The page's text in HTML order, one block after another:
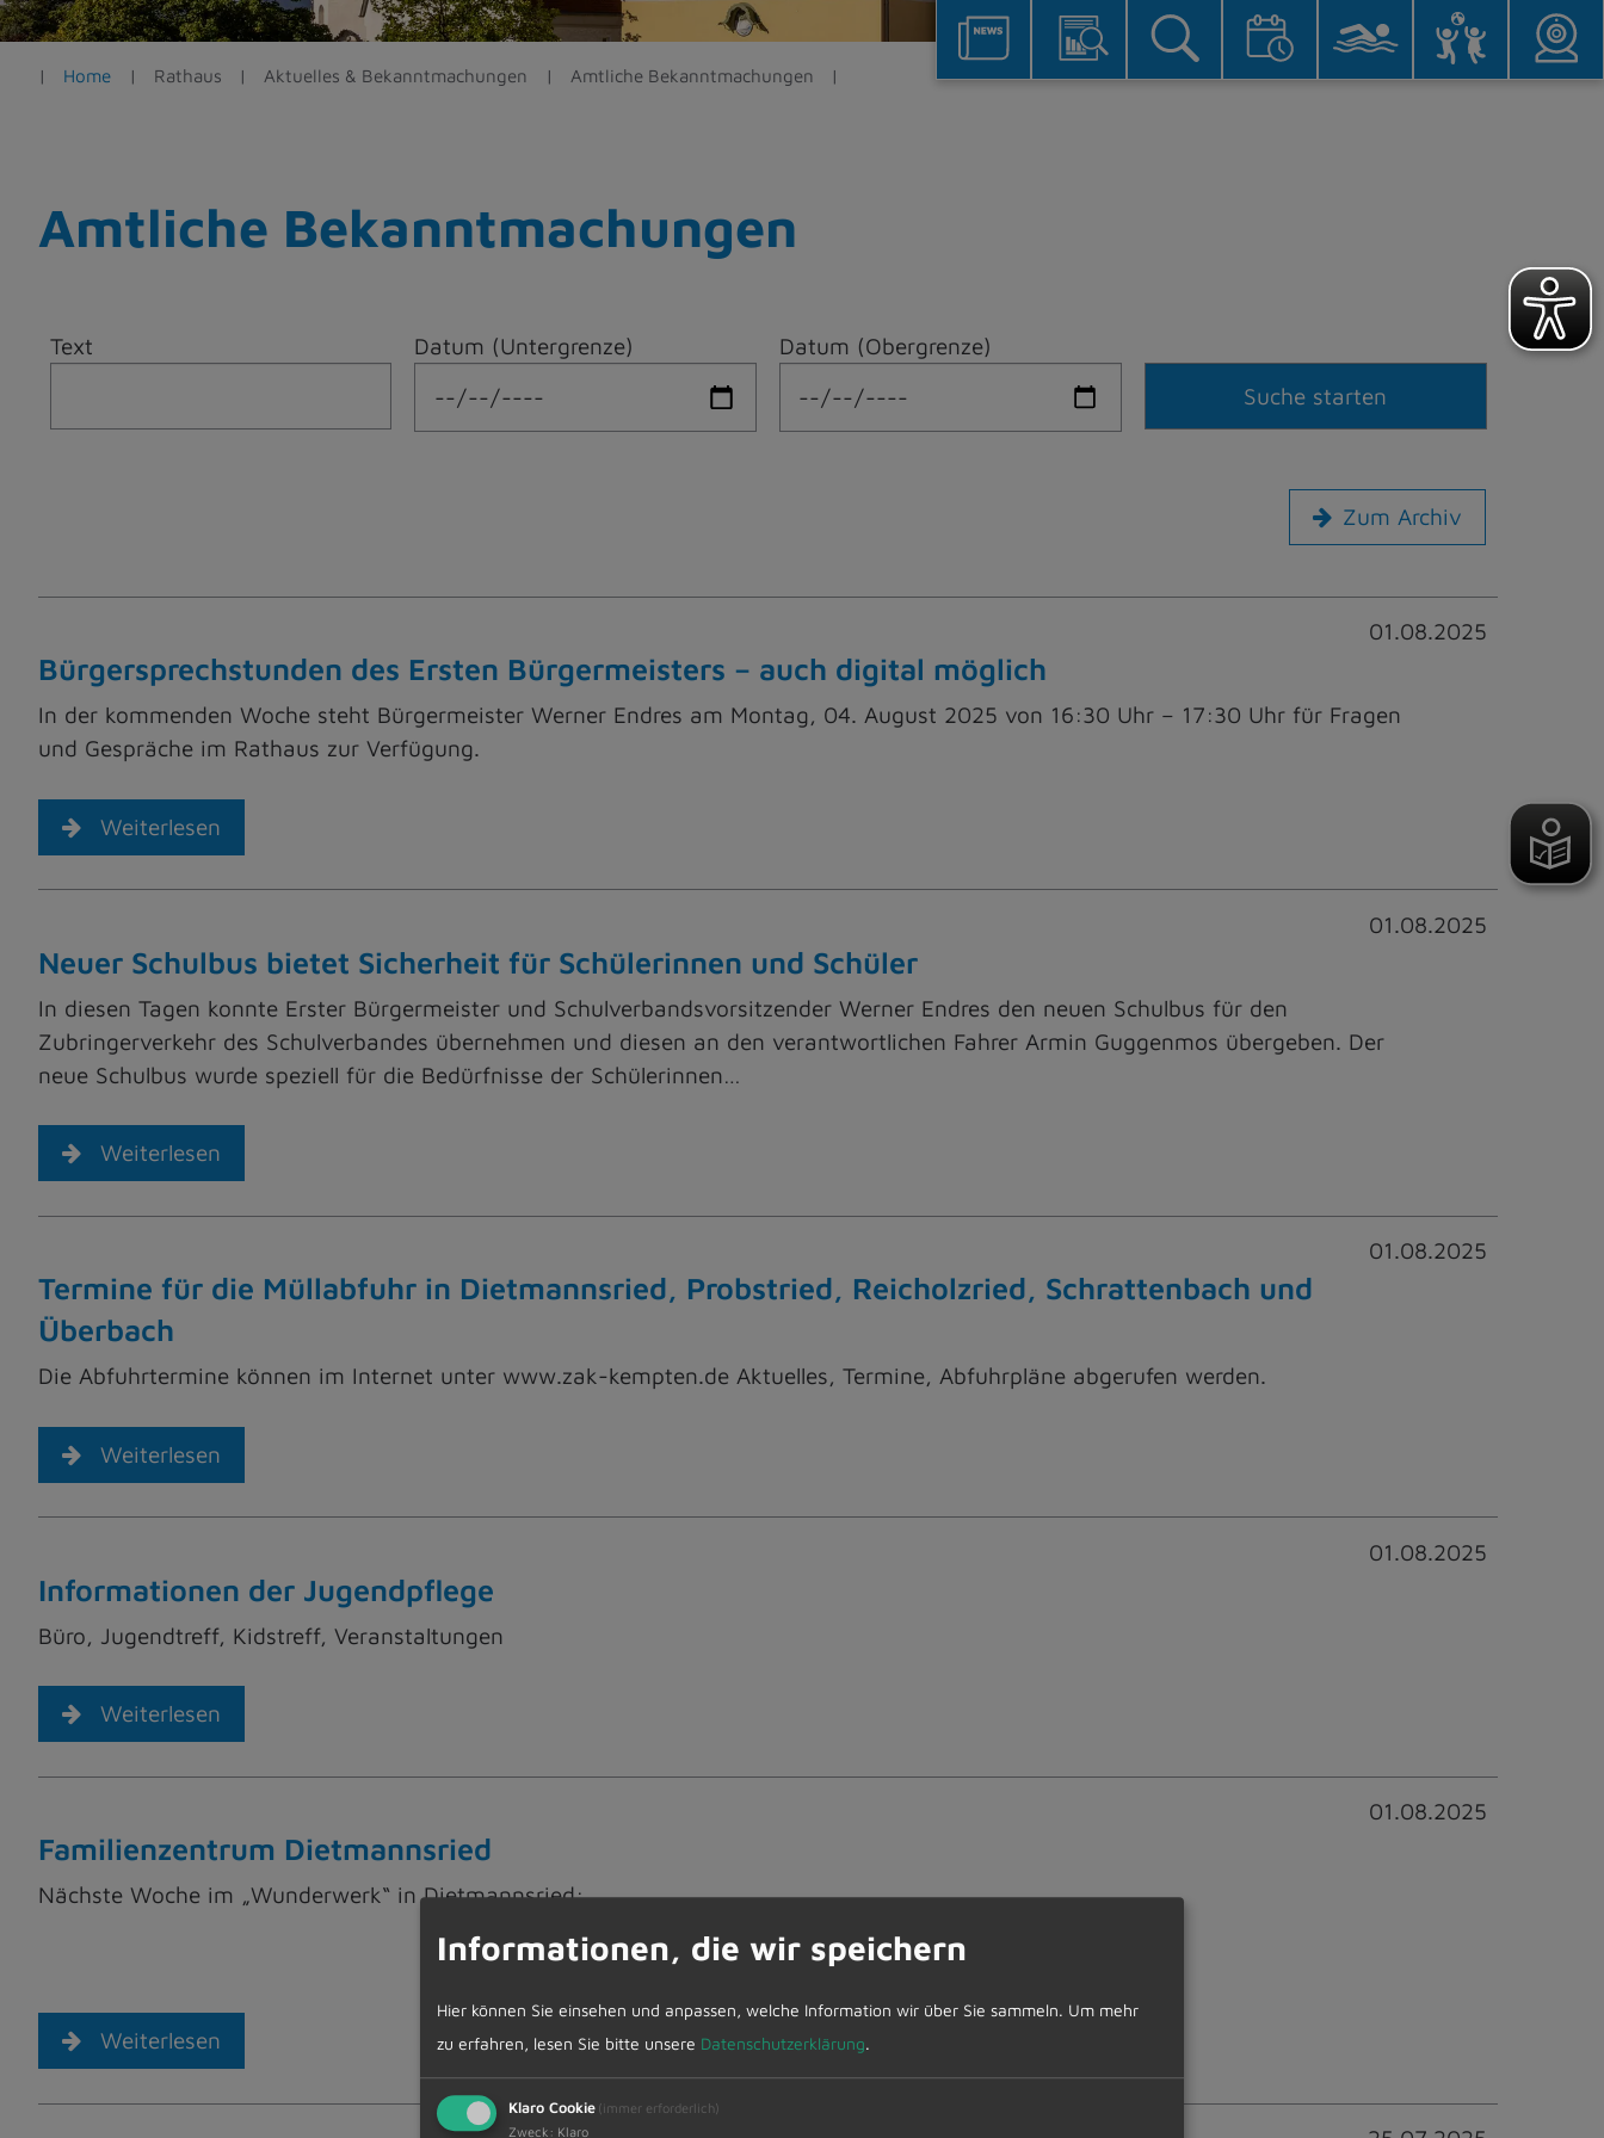
e
n
Home Rathaus Aktuelles & Bekanntmachungen Amtliche Bekanntmachungen
Amtliche Bekanntmachungen
Text Datum (Untergrenze) Datum (Obergrenze)
Zum Archiv
01.08.2025
Bürgersprechstunden des Ersten Bürgermeisters – auch digital möglich
In der kommenden Woche steht Bürgermeister Werner Endres am Montag, 04. August 2025 von 16:30 Uhr – 17:30 Uhr für Fragen
und Gespräche im Rathaus zur Verfügung.
Weiterlesen
01.08.2025
Neuer Schulbus bietet Sicherheit für Schülerinnen und Schüler
In diesen Tagen konnte Erster Bürgermeister und Schulverbandsvorsitzender Werner Endres den neuen Schulbus für den
Zubringerverkehr des Schulverbandes übernehmen und diesen an den verantwortlichen Fahrer Armin Guggenmos übergeben. Der
neue Schulbus wurde speziell für die Bedürfnisse der Schülerinnen…
Weiterlesen
01.08.2025
Termine für die Müllabfuhr in Dietmannsried, Probstried, Reicholzried, Schrattenbach und
Überbach
Die Abfuhrtermine können im Internet unter www.zak-kempten.de Aktuelles, Termine, Abfuhrpläne abgerufen werden.
Weiterlesen
01.08.2025
Informationen der Jugendpflege
Büro, Jugendtreff, Kidstreff, Veranstaltungen
Weiterlesen
01.08.2025
Familienzentrum Dietmannsried
Nächste Woche im „Wunderwerk“ in Dietmannsried:
Weiterlesen
Informationen, die wir speichern
Hier können Sie einsehen und anpassen, welche Information wir über Sie sammeln. Um mehr
zu erfahren, lesen Sie bitte unsere Datenschutzerklärung.
Klaro Cookie (immer erforderlich)
Zweck : Klaro